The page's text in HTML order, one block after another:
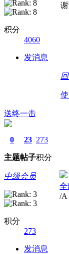
积分
4060
发消息
送终一击
0
主题
23
帖子
273
积分
中级会员
积分
273
发消息
全
/A